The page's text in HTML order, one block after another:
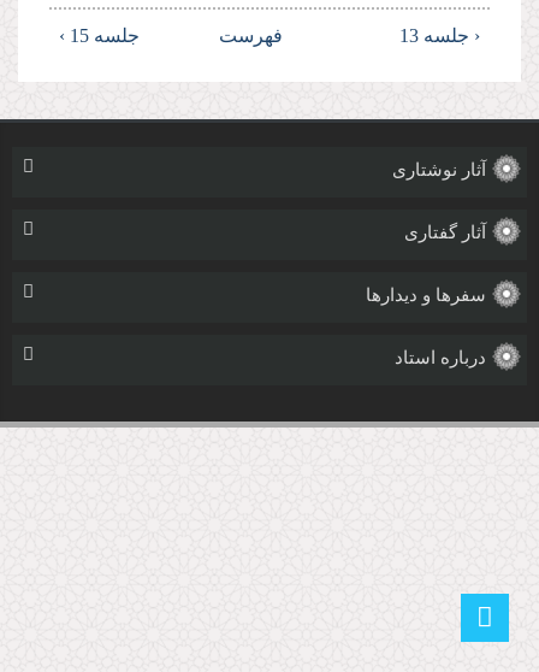
‹ جلسه 13 فهرست جلسه 15 ›
آثار نوشتاری
آثار گفتاری
سفرها و دیدارها
درباره استاد